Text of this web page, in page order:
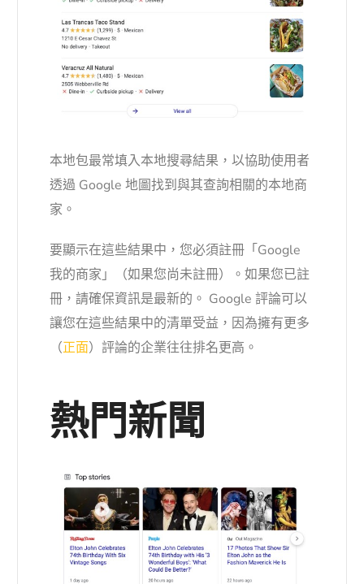
本地包最常填入本地搜尋結果，以協助使用者
透過 Google 地圖找到與其查詢相關的本地商
家。
要顯示在這些結果中，您必須註冊「Google
我的商家」（如果您尚未註冊）。如果您已註
冊，請確保資訊是最新的。 Google 評論可以
讓您在這些結果中的清單受益，因為擁有更多
（正面）評論的企業往往排名更高。
熱門新聞